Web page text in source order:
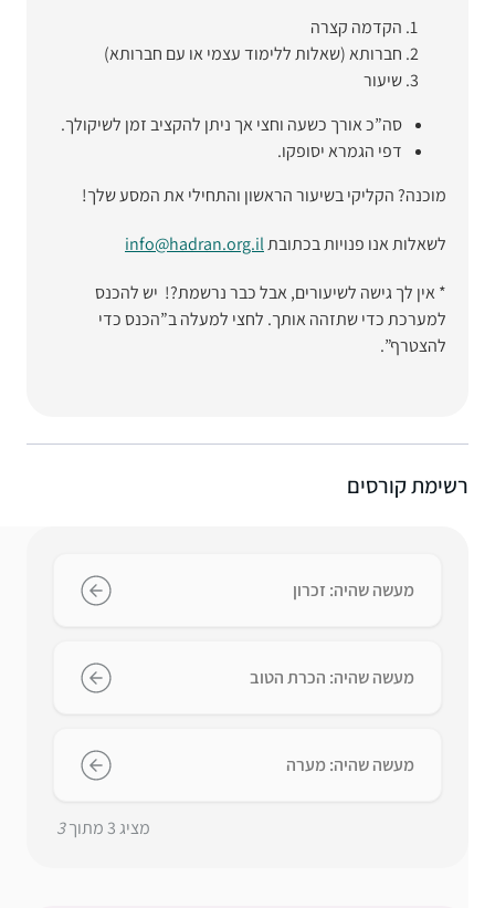
הקדמה קצרה
חברותא (שאלות ללימוד עצמי או עם חברותא)
שיעור
סה”כ אורך כשעה וחצי אך ניתן להקציב זמן לשיקולך.
דפי הגמרא יסופקו.
מוכנה? הקליקי בשיעור הראשון והתחילי את המסע שלך!
לשאלות אנו פנויות בכתובתinfo@hadran.org.il
* אין לך גישה לשיעורים, אבל כבר נרשמת?! יש להכנס
למערכת כדי שתזהה אותך. לחצי למעלה ב”הכנס כדי
להצטרף”.
רשימת קורסים
מעשה שהיה: זכרון
מעשה שהיה: הכרת הטוב
מעשה שהיה: מערה
מציג3מתוך3